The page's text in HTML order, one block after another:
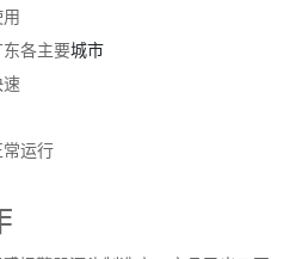
各主要城市
速
运行